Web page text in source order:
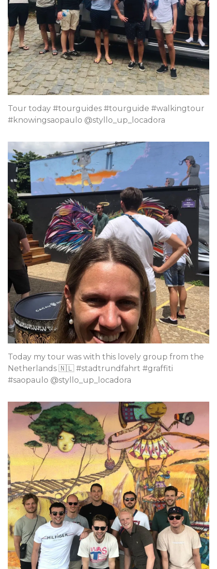
Tour today #tourguides #tourguide #walkingtour
#knowingsaopaulo @styllo_up_locadora
Today my tour was with this lovely group from the
Netherlands 🇳🇱 #stadtrundfahrt #graffiti
#saopaulo @styllo_up_locadora